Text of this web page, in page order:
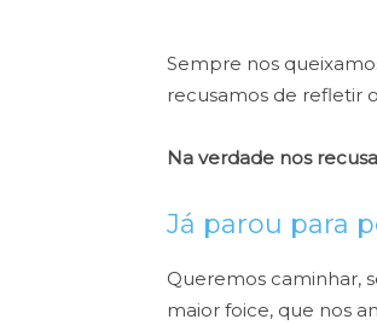
Sempre nos
recusamos de refletir
Na verdade nos
Já parou para
Queremos caminhar,
maior foice, que nos